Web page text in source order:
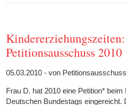
Kindererziehungszeiten:
Petitionsausschuss 2010
05.03.2010 - von
Frau D. hat 2010 eine Petition*
Deutschen Bundestags eingereicht.